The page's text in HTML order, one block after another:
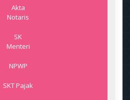
Akta
Notaris
SK
Menteri
NPWP
SKT Pajak